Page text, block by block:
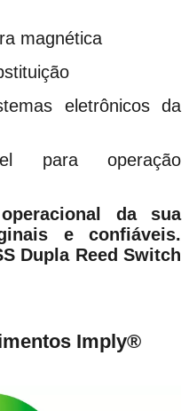
magnética
eletrônicos da
para operação
da sua
e confiáveis.
Dupla Reed Switch
Imply®